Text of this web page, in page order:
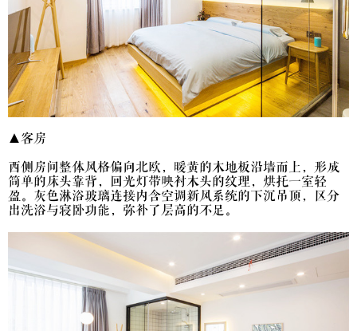
▲客房
西侧房间整体风格偏向北欧，暖黄的木地板沿墙而上，形成
简单的床头靠背，回光灯带映衬木头的纹理，烘托一室轻
盈。灰色淋浴玻璃连接内含空调新风系统的下沉吊顶，区分
出洗浴与寝卧功能，弥补了层高的不足。